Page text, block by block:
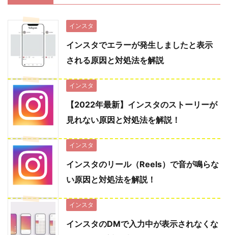
インスタ
インスタでエラーが発生しましたと表示
される原因と対処法を解説
インスタ
【2022年最新】インスタのストーリーが
見れない原因と対処法を解説！
インスタ
インスタのリール（Reels）で音が鳴らな
い原因と対処法を解説！
インスタ
インスタのDMで入力中が表示されなくな